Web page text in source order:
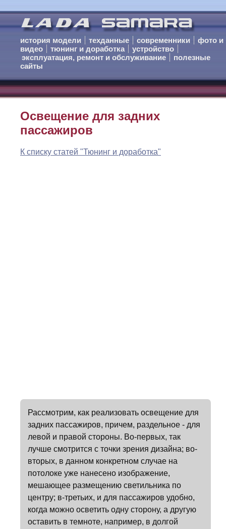
история модели техданные современники
фото и
видео
тюнинг и доработка
устройство
эксплуатация, ремонт и обслуживание
полезные
сайты
Освещение для задних
пассажиров
К списку статей "Тюнинг и доработка"
Рассмотрим, как реализовать освещение для
задних пассажиров, причем, раздельное - для
левой и правой стороны. Во-первых, так
лучше смотрится с точки зрения дизайна; во-
вторых, в данном конкретном случае на
потолоке уже нанесено изображение,
мешающее размещению светильника по
центру; в-третьих, и для пассажиров удобно,
когда можно осветить одну сторону, а другую
оставить в темноте, например, в долгой